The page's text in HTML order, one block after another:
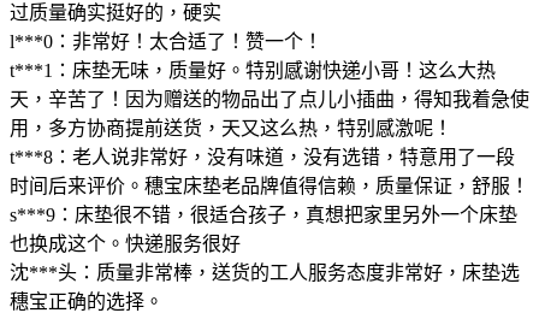
过质量确实挺好的，硬实
l***0：非常好！太合适了！赞一个！
t***1：床垫无味，质量好。特别感谢快递小哥！这么大热
天，辛苦了！因为赠送的物品出了点儿小插曲，得知我着急使
用，多方协商提前送货，天又这么热，特别感激呢！
t***8：老人说非常好，没有味道，没有选错，特意用了一段
时间后来评价。穗宝床垫老品牌值得信赖，质量保证，舒服！
s***9：床垫很不错，很适合孩子，真想把家里另外一个床垫
也换成这个。快递服务很好
沈***头：质量非常棒，送货的工人服务态度非常好，床垫选
穗宝正确的选择。